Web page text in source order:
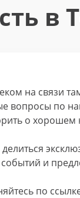
в
на связи
вопросы по
о хорошем
событий и
по